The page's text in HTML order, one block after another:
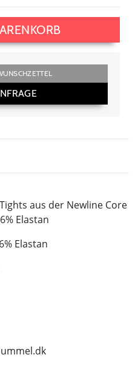
aus der Newline Core
Elastan
Elastan